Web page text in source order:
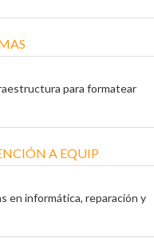
para formatear
A EQUIP
en informática, reparación y